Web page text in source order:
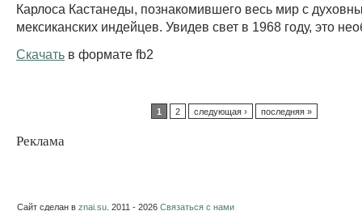
Карлоса Кастанеды, познакомившего весь мир с
мексиканских индейцев. Увидев свет в 1968 году, это
Скачать в формате fb2
1 2 следующая › последняя »
Реклама
Сайт сделан в znai.su . 2011 - 2026 Связаться с нами